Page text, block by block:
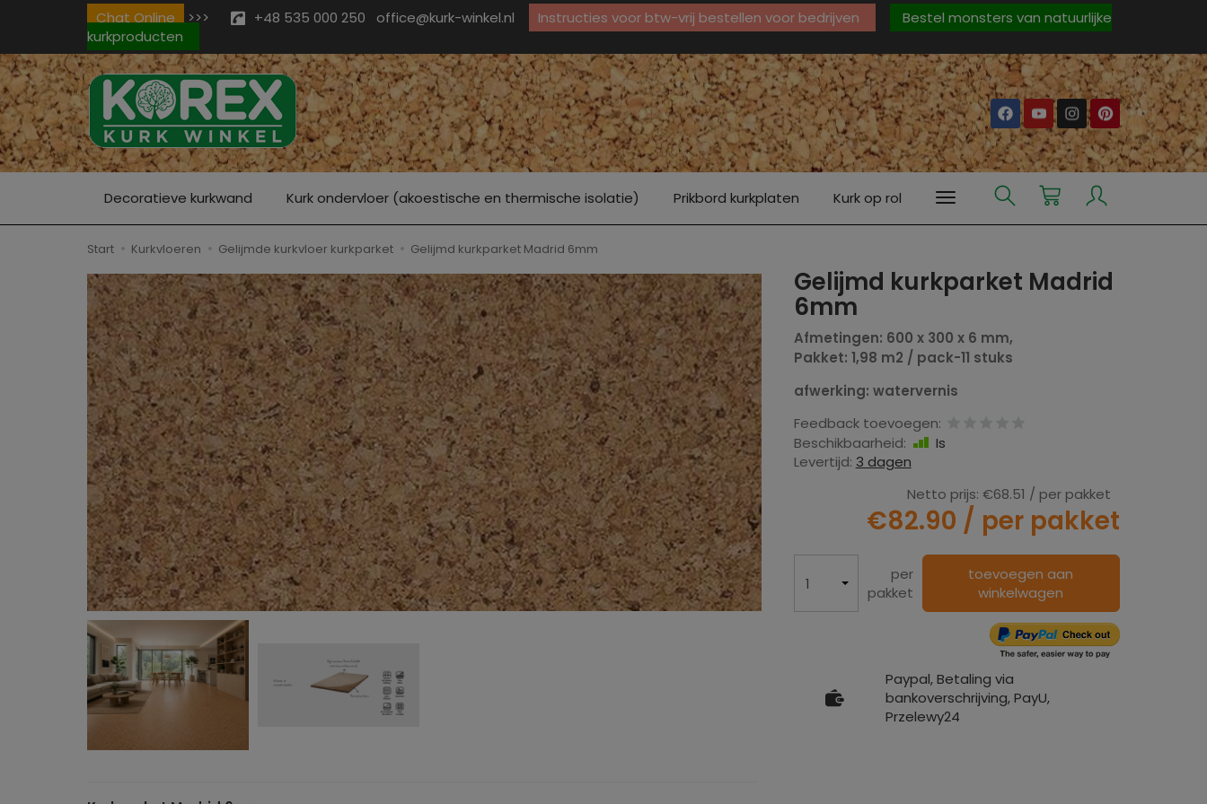
Chat Online >>> +48 535 000 250 office@kurk-winkel.nl Instructies voor btw-vrij bestellen voor bedrijven
Bestel monsters van natuurlijke
kurkproducten
Decoratieve kurkwand Kurk ondervloer (akoestische en thermische isolatie) Prikbord kurkplaten Kurk op rol
Start Kurkvloeren Gelijmde kurkvloer kurkparket Gelijmd kurkparket Madrid 6mm
Gelijmd kurkparket Madrid
6mm
Afmetingen: 600 x 300 x 6 mm,
Pakket: 1,98 m2 / pack-11 stuks
afwerking: watervernis
Feedback toevoegen:
Beschikbaarheid:
Is
Levertijd: 3 dagen
Netto prijs: €68.51 / per pakket
€82.90 / per pakket
per
pakket
toevoegen aan
winkelwagen
Paypal, Betaling via
bankoverschrijving, PayU,
Przelewy24